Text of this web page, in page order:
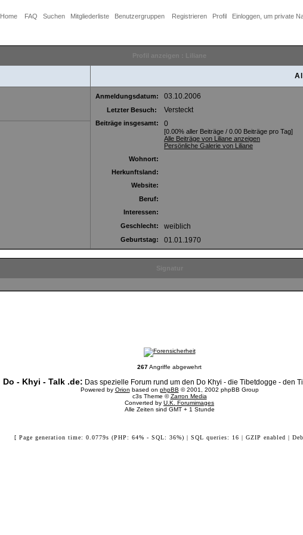
Home FAQ Suchen Mitgliederliste Benutzergruppen Registrieren Profil Einloggen, um private
Anmeldungsdatum: 03.10.2006
Letzter Besuch: Versteckt
Beiträge insgesamt: 0
[0.00% aller Beiträge / 0.00 Beiträge pro Tag]
Alle Beiträge von Liliane anzeigen
Persönliche Galerie von Liliane
Wohnort:
Herkunftsland:
Website:
Beruf:
Interessen:
Geschlecht:
weiblich
Geburtstag: 01.01.1970
267Angriffe abgewehrt
Do - Khyi - Talk .de: Das spezielle Forum rund um den Do Khyi - die Tibetdogge - den
Powered by Orion based on phpBB © 2001, 2002 phpBB Group
c3s Theme ©Zarron Media
Converted by U.K. Forumimages
Alle Zeiten sind GMT + 1 Stunde
[ Page generation time: 0.0779s (PHP: 64% - SQL: 36%) | SQL queries: 16 | GZIP enabled |